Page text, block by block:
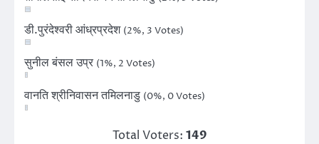
डी.पुरंदेश्वरी आंध्रप्रदेश (2%, 3 Votes)
सुनील बंसल उप्र (1%, 2 Votes)
वानति श्रीनिवासन तमिलनाडु (0%, 0 Votes)
Total Voters: 149